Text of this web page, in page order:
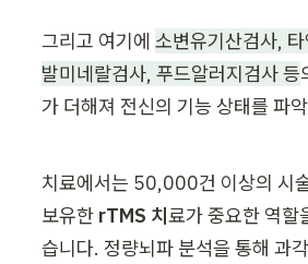
그리고 여기에 소변유기산검사,
발미네랄검사, 푸드알러지검사 등
가 더해져 전신의 기능 상태를 파
치료에서는 50,000건 이상의 시
보유한 rTMS 치료가 중요한 역할
습니다. 정량뇌파 분석을 통해 과